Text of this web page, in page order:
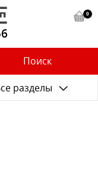
Поиск
0
разделы